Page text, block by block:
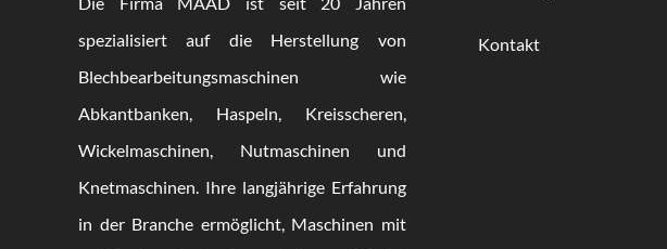
spezialisiert auf die Herstellung von
Blechbearbeitungsmaschinen wie
Abkantbanken, Haspeln, Kreisscheren,
Wickelmaschinen, Nutmaschinen und
Knetmaschinen. Ihre langjährige Erfahrung
in der Branche ermöglicht, Maschinen mit
Kontakt